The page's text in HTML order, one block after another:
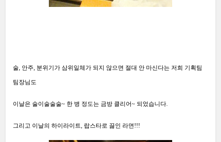
술, 안주, 분위기가 삼위일체가 되지 않으면 절대 안 마신다는 저희 기획팀
팀장님도
이날은 술이술술술~ 한 병 정도는 금방 클리어~ 되었습니다.
그리고 이날의 하이라이트, 랍스타로 끓인 라면!!!